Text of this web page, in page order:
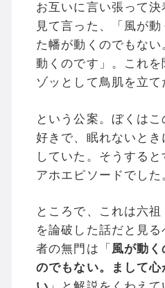
お互いに言い張って
見て言った、「風が
た幡が動くのでもな
動くのです」。これ
ゾッとして鳥肌を立て
という公案。ぼくは
好きで、眠れないとき
していた。そうする
アホエピソードでした
ところで、これは六
を論破した話だと見
者の無門は「 風が動く
のでもない。まして